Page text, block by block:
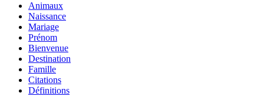
Animaux
Naissance
Mariage
Prénom
Bienvenue
Destination
Famille
Citations
Définitions